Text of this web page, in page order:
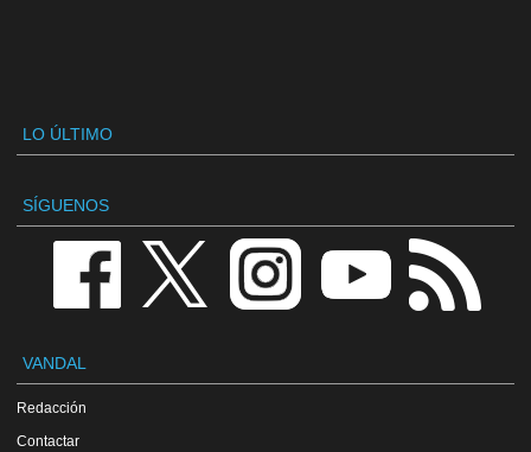
LO ÚLTIMO
SÍGUENOS
VANDAL
Redacción
Contactar